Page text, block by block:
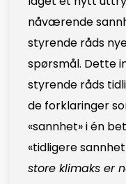
nåværende
styrende råds
spørsmål. Dette
styrende råds
de forklaringer
«sannhet» i én
«tidligere
store klimaks er